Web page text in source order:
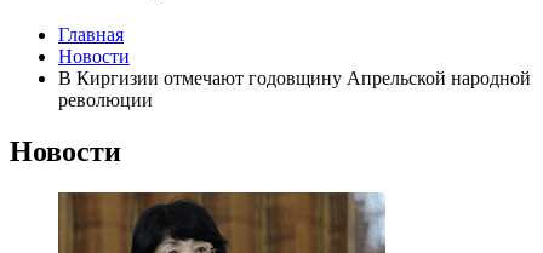
Главная
Новости
В Киргизии отмечают годовщину Апрельской народной
революции
Новости